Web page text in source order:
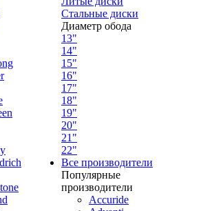
Стальные диски
Диаметр обода
13"
14"
15"
16"
17"
18"
19"
20"
21"
22"
Все производители
Популярные
производители
Accuride